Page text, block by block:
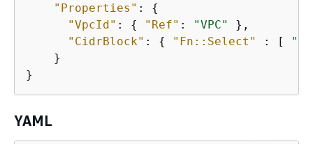
"Properties" : {
"VpcId" : { "Ref" : "VPC"
},
"CidrBlock" : { "Fn::Select" : [ "0"
    }
}
YAML